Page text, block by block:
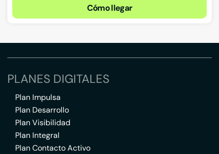
Cómo llegar
PLANES DIGITALES
Plan Impulsa
Plan Desarrollo
Plan Visibilidad
Plan Integral
Plan Contacto Activo